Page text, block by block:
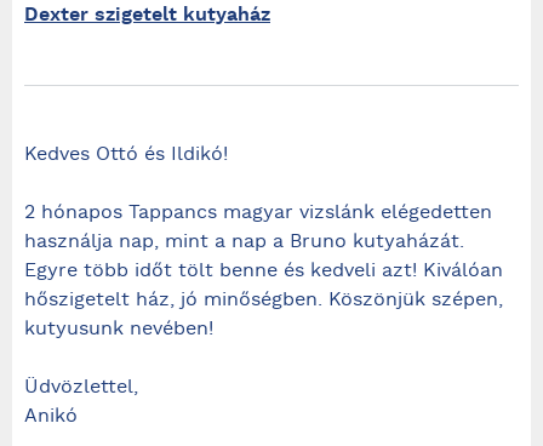
Dexter szigetelt kutyaház
Kedves Ottó és Ildikó!
2 hónapos Tappancs magyar vizslánk elégedetten
használja nap, mint a nap a Bruno kutyaházát.
Egyre több időt tölt benne és kedveli azt! Kiválóan
hőszigetelt ház, jó minőségben. Köszönjük szépen,
kutyusunk nevében!
Üdvözlettel,
Anikó